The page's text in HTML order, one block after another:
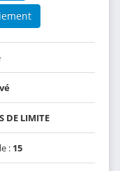
DE LIMITE
: 15